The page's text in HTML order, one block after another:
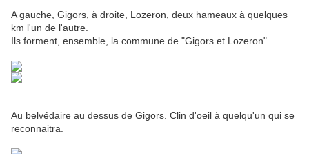
A gauche, Gigors, à droite, Lozeron, deux hameaux à quelques
km l'un de l'autre.
Ils forment, ensemble, la commune de "Gigors et Lozeron"
Au belvédaire au dessus de Gigors. Clin d'oeil à quelqu'un qui se
reconnaitra.